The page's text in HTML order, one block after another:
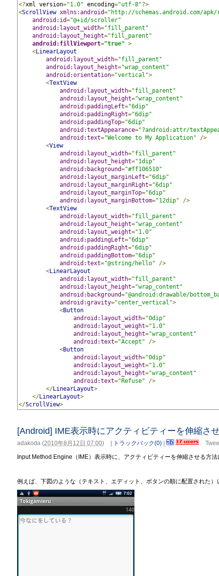
<?xml version="1.0" encoding="utf-8"?>
<ScrollView xmlns:android="http://schemas.android.com/
android:id="@+id/scroller"
android:layout_width="fill_parent"
android:layout_height="fill_parent"
android:fillViewport="true" >
<LinearLayout
android:layout_width="fill_parent"
android:layout_height="wrap_content"
android:orientation="vertical">
<TextView
android:layout_width="fill_parent"
android:layout_height="wrap_content"
android:paddingLeft="6dip"
android:paddingRight="6dip"
android:paddingTop="6dip"
android:textAppearance="?android:attr/
android:text="Welcome to My Application"
/>
<View
android:layout_width="fill_parent"
android:layout_height="1dip"
android:background="#ff106510"
android:layout_marginLeft="6dip"
android:layout_marginRight="6dip"
android:layout_marginTop="6dip"
android:layout_marginBottom="12dip"
/>
<TextView
android:layout_width="fill_parent"
android:layout_height="wrap_content"
android:layout_weight="1.0"
android:paddingLeft="6dip"
android:paddingRight="6dip"
android:paddingBottom="6dip"
android:text="@string/hello"
/>
<LinearLayout
android:layout_width="fill_parent"
android:layout_height="wrap_content"
android:background="@android:drawable/
android:gravity="center_vertical">
<Button
android:layout_width="0dip"
android:layout_weight="1.0"
android:layout_height="wrap_content"
android:text="Accept"
/>
<Button
android:layout_width="0dip"
android:layout_weight="1.0"
android:layout_height="wrap_content"
android:text="Refuse"
/>
</LinearLayout>
</LinearLayout>
</ScrollView>
[Android] IME表示時にアクティビティーを伸縮さ
adakoda (2010年8月12日 07:00) トラックバック(0)
Input Method Engine（IME）表示時に、アクティビティーを伸縮させる方
例えば、下図のような（テキスト、エディット、ボタンの順に配置された